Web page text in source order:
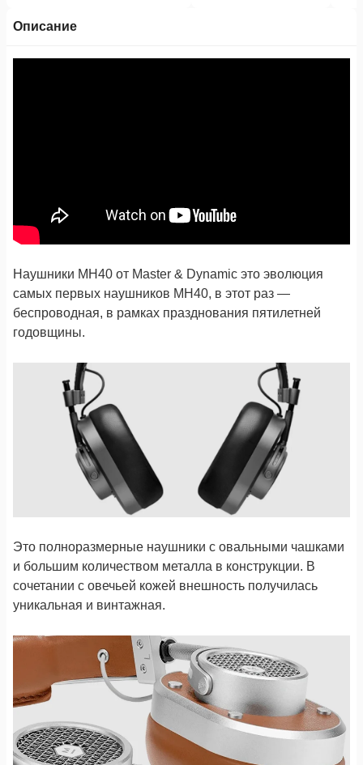
Описание
Наушники MH40 от Master & Dynamic это эволюция
самых первых наушников MH40, в этот раз —
беспроводная, в рамках празднования пятилетней
годовщины.
Это полноразмерные наушники с овальными чашками
и большим количеством металла в конструкции. В
сочетании с овечьей кожей внешность получилась
уникальная и винтажная.